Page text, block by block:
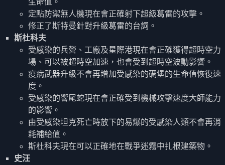
定點防禦無人機現在會正確射下超級葛雷的攻擊。
修正了斯特曼針對升級葛雷的台詞。
斯杜科夫
受感染的兵營、工廠及星際港現在會正確獲得超時空力
場、可以被超時空加速，也會受到超時空波動影響。
疫病武器升級不會再增加受感染的碉堡的生命值恢復速
度。
受感染的響尾蛇現在會正確受到機械攻擊速度大師能力
的影響。
由受感染坦克死亡時放下的易爆的受感染人類不會再消
耗補給值。
斯杜科夫現在可以正確地在戰爭迷霧中扎根建築物。
史汪